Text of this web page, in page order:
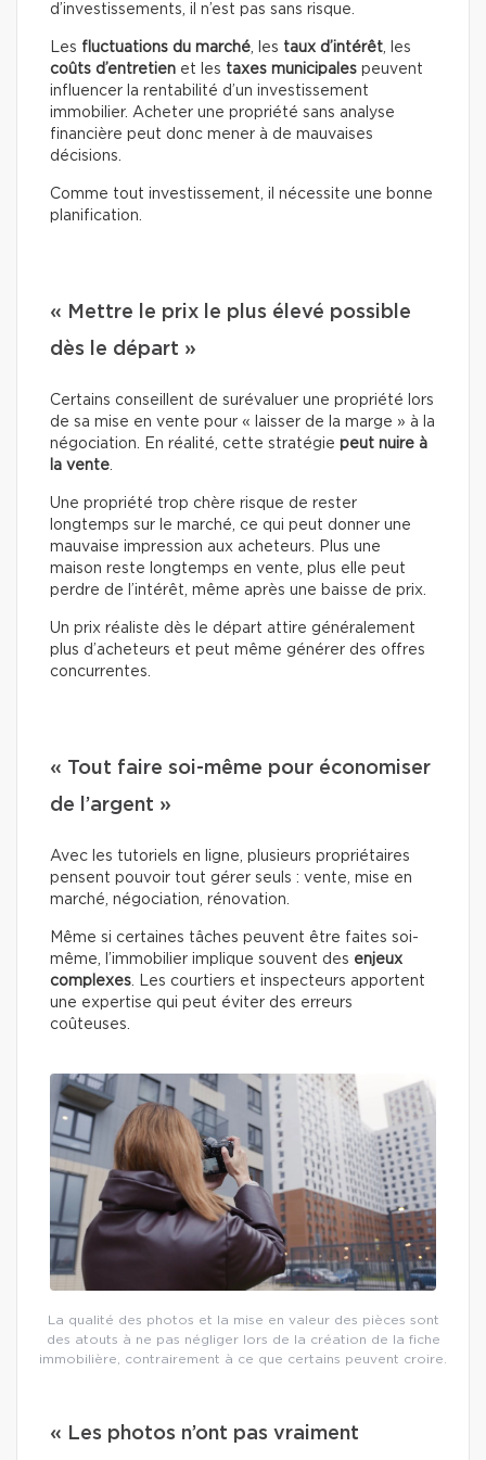
d’investissements, il n’est pas sans risque.
Les fluctuations du marché , les taux d’intérêt , les
coûts d’entretien et les taxes municipales peuvent
influencer la rentabilité d’un investissement
immobilier. Acheter une propriété sans analyse
financière peut donc mener à de mauvaises
décisions.
Comme tout investissement, il nécessite une bonne
planification.
« Mettre le prix le plus élevé possible
dès le départ »
Certains conseillent de surévaluer une propriété lors
de sa mise en vente pour « laisser de la marge » à la
négociation. En réalité, cette stratégie peut nuire à
la vente
Une propriété trop chère risque de rester
longtemps sur le marché, ce qui peut donner une
mauvaise impression aux acheteurs. Plus une
maison reste longtemps en vente, plus elle peut
perdre de l’intérêt, même après une baisse de prix.
Un prix réaliste dès le départ attire généralement
plus d’acheteurs et peut même générer des offres
concurrentes.
« Tout faire soi-même pour économiser
de l’argent »
Avec les tutoriels en ligne, plusieurs propriétaires
pensent pouvoir tout gérer seuls : vente, mise en
marché, négociation, rénovation.
Même si certaines tâches peuvent être faites soi-
même, l’immobilier implique souvent des enjeux
complexes . Les courtiers et inspecteurs apportent
une expertise qui peut éviter des erreurs
coûteuses.
La qualité des photos et la mise en valeur des pièces sont
des atouts à ne pas négliger lors de la création de la fiche
immobilière, contrairement à ce que certains peuvent croire.
« Les photos n’ont pas vraiment